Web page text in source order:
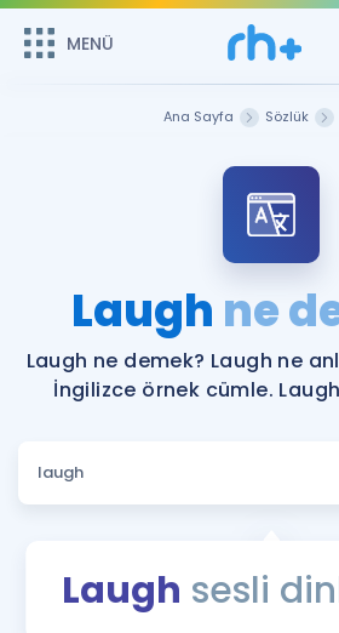
MENÜ
ÜYE DEĞİLİM
Sepetin Şu An
Remzi Hoca ile seni sınava
bekliyor!
MENÜ
Katılımcı Görüşleri
Faydalı Araçlar
Sözlük
Rehberlik Aracı
Ana Sayfa Sözlük
Laugh ne
Laugh ne demek? Laugh ne
İngilizce örnek cümle.
Laugh sesli